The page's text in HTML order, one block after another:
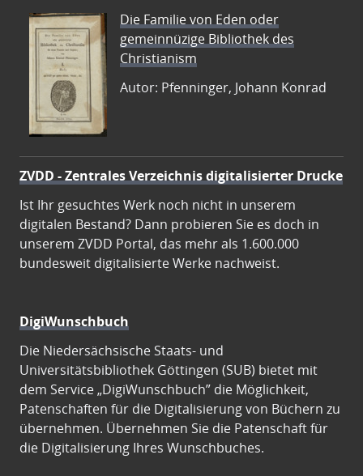
Die Familie von Eden oder
gemeinnüzige Bibliothek des
Christianism
Autor: Pfenninger, Johann Konrad
ZVDD - Zentrales Verzeichnis digitalisierter Drucke
Ist Ihr gesuchtes Werk noch nicht in unserem
digitalen Bestand? Dann probieren Sie es doch in
unserem ZVDD Portal, das mehr als 1.600.000
bundesweit digitalisierte Werke nachweist.
DigiWunschbuch
Die Niedersächsische Staats- und
Universitätsbibliothek Göttingen (SUB) bietet mit
dem Service „DigiWunschbuch” die Möglichkeit,
Patenschaften für die Digitalisierung von Büchern zu
übernehmen. Übernehmen Sie die Patenschaft für
die Digitalisierung Ihres Wunschbuches.